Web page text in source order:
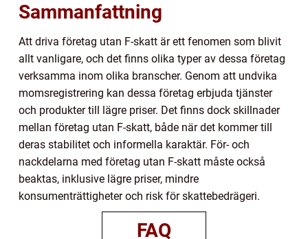
Sammanfattning
Att driva företag utan F-skatt är ett fenomen som blivit
allt vanligare, och det finns olika typer av dessa företag
verksamma inom olika branscher. Genom att undvika
momsregistrering kan dessa företag erbjuda tjänster
och produkter till lägre priser. Det finns dock skillnader
mellan företag utan F-skatt, både när det kommer till
deras stabilitet och informella karaktär. För- och
nackdelarna med företag utan F-skatt måste också
beaktas, inklusive lägre priser, mindre
konsumenträttigheter och risk för skattebedrägeri.
FAQ